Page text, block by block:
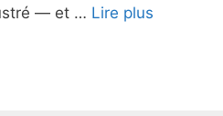
— et … Lire plus